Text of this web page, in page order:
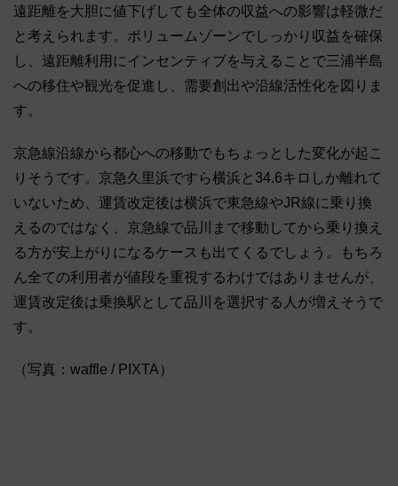
遠距離を大胆に値下げしても全体の収益への影響は軽微だ
と考えられます。ボリュームゾーンでしっかり収益を確保
し、遠距離利用にインセンティブを与えることで三浦半島
への移住や観光を促進し、需要創出や沿線活性化を図りま
す。
京急線沿線から都心への移動でもちょっとした変化が起こ
りそうです。京急久里浜ですら横浜と34.6キロしか離れて
いないため、運賃改定後は横浜で東急線やJR線に乗り換
えるのではなく、京急線で品川まで移動してから乗り換え
る方が安上がりになるケースも出てくるでしょう。もちろ
ん全ての利用者が値段を重視するわけではありませんが、
運賃改定後は乗換駅として品川を選択する人が増えそうで
す。
（写真：waffle / PIXTA）